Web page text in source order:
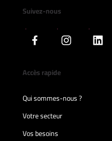
Suivez-nous
Accès rapide
Qui sommes-nous ?
Votre secteur
Vos besoins